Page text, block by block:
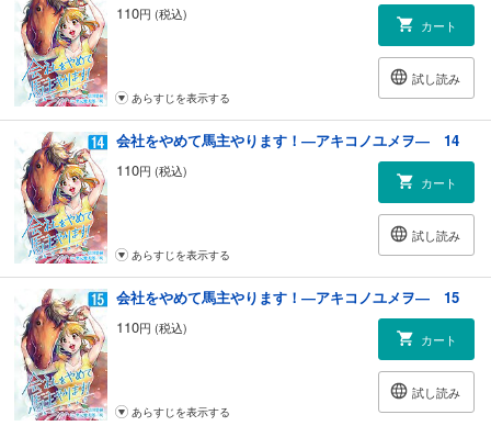
110円 (税込)
カート
試し読み
あらすじを表示する
会社をやめて馬主やります！―アキコノユメヲ― 14
110円 (税込)
カート
試し読み
あらすじを表示する
会社をやめて馬主やります！―アキコノユメヲ― 15
110円 (税込)
カート
試し読み
あらすじを表示する